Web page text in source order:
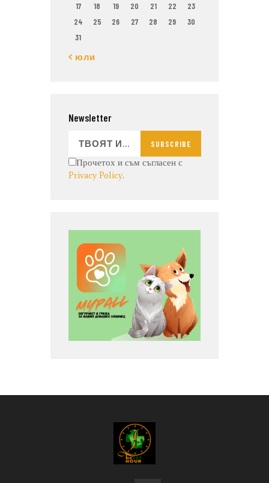
17
18 19 20 21 22
23
24
25 26 27 28 29
30
31
« юли
Newsletter
SUBSCRIBE
Прочетох и съм съгласен с
Privacy Policy.